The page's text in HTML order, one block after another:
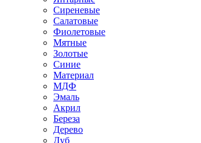
Сиреневые
Салатовые
Фиолетовые
Мятные
Золотые
Синие
Материал
МДФ
Эмаль
Акрил
Береза
Дерево
Дуб